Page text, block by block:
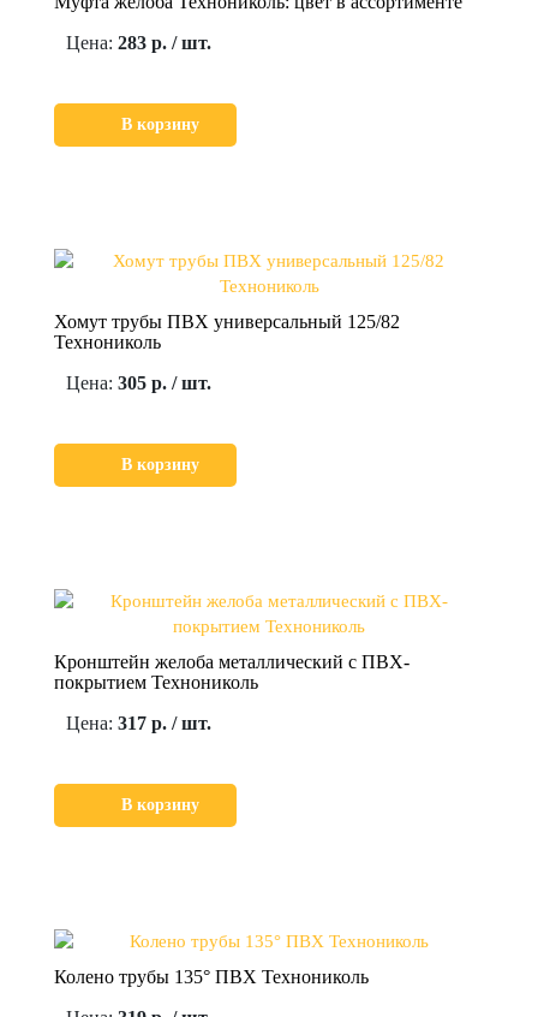
Цена: 283 р. / шт.
В корзину
Хомут трубы ПВХ универсальный 125/82
Технониколь
Цена: 305 р. / шт.
В корзину
Кронштейн желоба металлический с ПВХ-
покрытием Технониколь
Цена: 317 р. / шт.
В корзину
Колено трубы 135° ПВХ Технониколь